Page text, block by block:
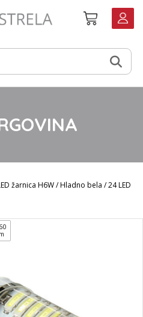
Košarica
žarnica H6W / Hladno bela / 24 LED